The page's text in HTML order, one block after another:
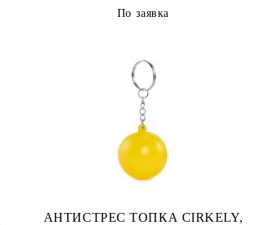
По заявка
АНТИСТРЕС ТОПКА CIRKELY,